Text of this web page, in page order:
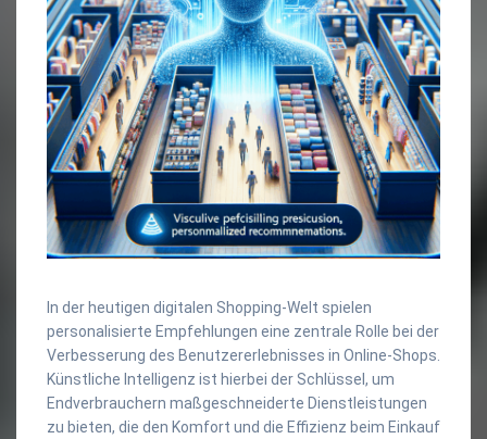
In der heutigen digitalen Shopping-Welt spielen
personalisierte Empfehlungen eine zentrale Rolle bei der
Verbesserung des Benutzererlebnisses in Online-Shops.
Künstliche Intelligenz ist hierbei der Schlüssel, um
Endverbrauchern maßgeschneiderte Dienstleistungen
zu bieten, die den Komfort und die Effizienz beim Einkauf